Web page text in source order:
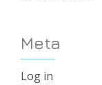
Meta
Log in